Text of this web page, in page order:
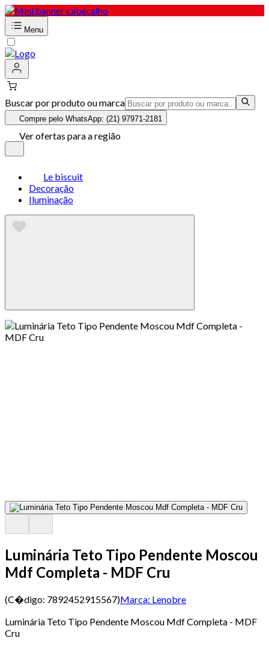
Menu
Buscar por produto ou marca
Compre pelo WhatsApp: (21) 97971-2181
Ver ofertas para a região
Le biscuit
Decoração
Iluminação
Luminária Teto Tipo Pendente Moscou
Mdf Completa - MDF Cru
(C�digo: 7892452915567)Marca: Lenobre
Luminária Teto Tipo Pendente Moscou Mdf Completa - MDF
Cru